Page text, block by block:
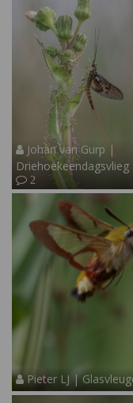
Johan van Gurp |
Driehoekeendagsvlieg
2
Pieter LJ |